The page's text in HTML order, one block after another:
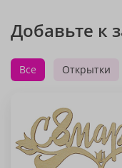
Добавьте к
Все Открытки